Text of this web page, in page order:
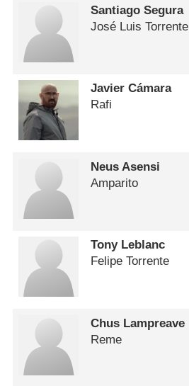
Santiago Segura
José Luis Torrente
Javier Cámara
Rafi
Neus Asensi
Amparito
Tony Leblanc
Felipe Torrente
Chus Lampreave
Reme